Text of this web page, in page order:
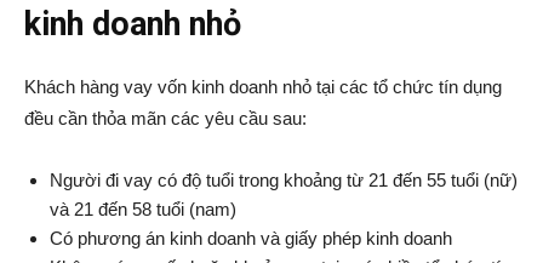
kinh doanh nhỏ
Khách hàng vay vốn kinh doanh nhỏ tại các tổ chức tín dụng
đều cần thỏa mãn các yêu cầu sau:
Người đi vay có độ tuổi trong khoảng từ 21 đến 55 tuổi (nữ)
và 21 đến 58 tuổi (nam)
Có phương án kinh doanh và giấy phép kinh doanh